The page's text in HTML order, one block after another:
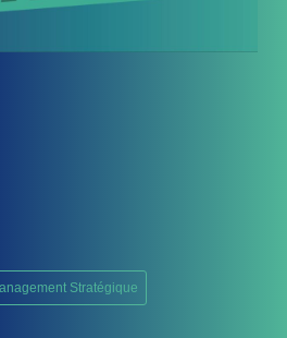
Stratégique